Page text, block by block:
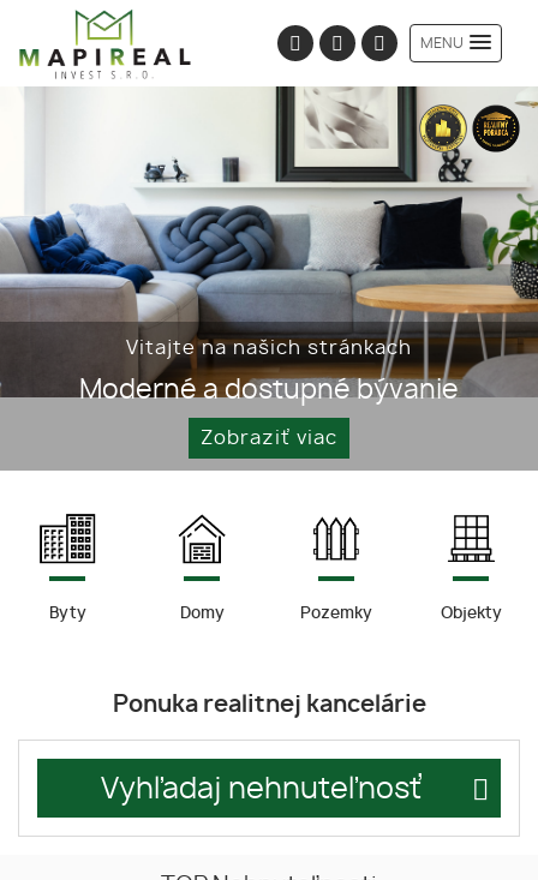
MENU
Vitajte na našich stránkach
Moderné a dostupné bývanie
Zobraziť viac
Byty Domy Pozemky Objekty
Ponuka realitnej kancelárie
Vyhľadaj nehnuteľnosť